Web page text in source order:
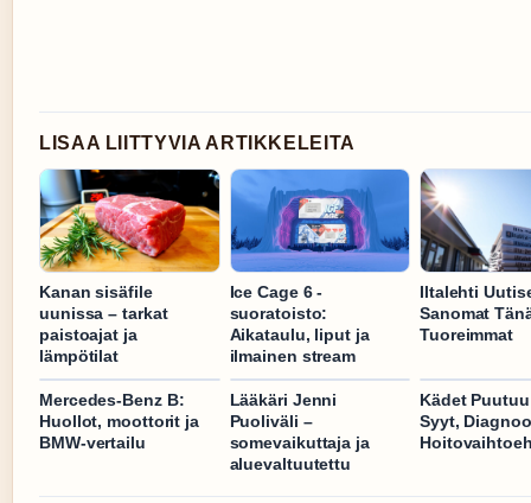
LISAA LIITTYVIA ARTIKKELEITA
Kanan sisäfile
uunissa – tarkat
paistoajat ja
lämpötilat
Ice Cage 6 -
suoratoisto:
Aikataulu, liput ja
ilmainen stream
Iltalehti
Sanomat
Tuoreimmat
Mercedes-Benz B:
Huollot, moottorit ja
BMW-vertailu
Lääkäri Jenni
Puoliväli –
somevaikuttaja ja
aluevaltuutettu
Kädet
Syyt,